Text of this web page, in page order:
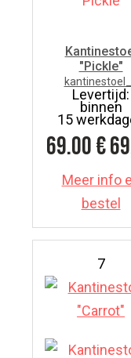
"Pickle"
Levertijd:
binnen
15
69.00€
Meer info
bestel
7